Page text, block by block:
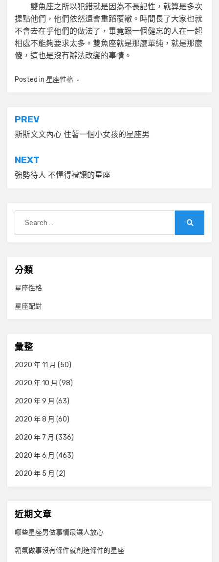
雙魚座之所以犯錯就是因為不長記性，就算是多次
提點他們，他們依然還會重蹈覆轍。時間長了大家也就
不會去在乎他們的做法了，畢竟跟一個健忘的人在一起
相處不能夠要求太多。雙魚座就是那麼單純，就是那麼
傻，這也是沒有辦法改變的事情。
Posted in 星座性格
文
章
導
覽
PREV
斯斯文文內心 住著一個小女孩的星座男
NEXT
強勢待人 不懂得禮讓的星座
for:
分類
星座性格
星座配對
彙整
2020 年 11 月 (50)
2020 年 10 月 (98)
2020 年 9 月 (63)
2020 年 8 月 (60)
2020 年 7 月 (336)
2020 年 6 月 (463)
2020 年 5 月 (2)
近期文章
哪些星座男做事情最讓人放心
霸氣做事沒有條件就創造條件的星座